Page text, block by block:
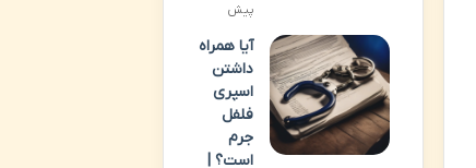
پیش
آیا همراه
داشتن
اسپری
فلفل
جرم
است؟ |